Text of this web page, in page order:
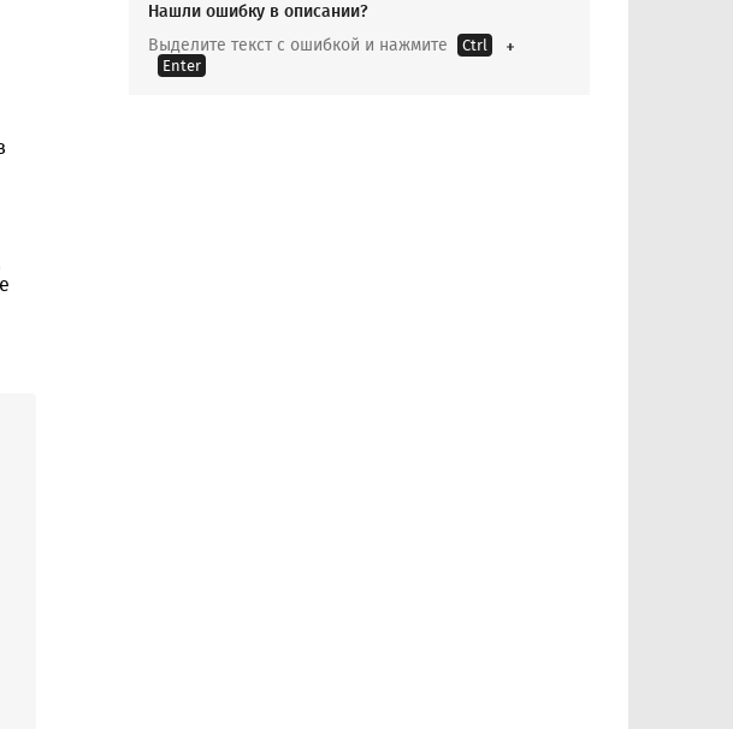
Нашли ошибку в описании?
Выделите текст с ошибкой и нажмите
Ctrl
Enter